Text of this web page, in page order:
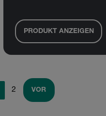
PRODUKT ANZEIGEN
2 VOR